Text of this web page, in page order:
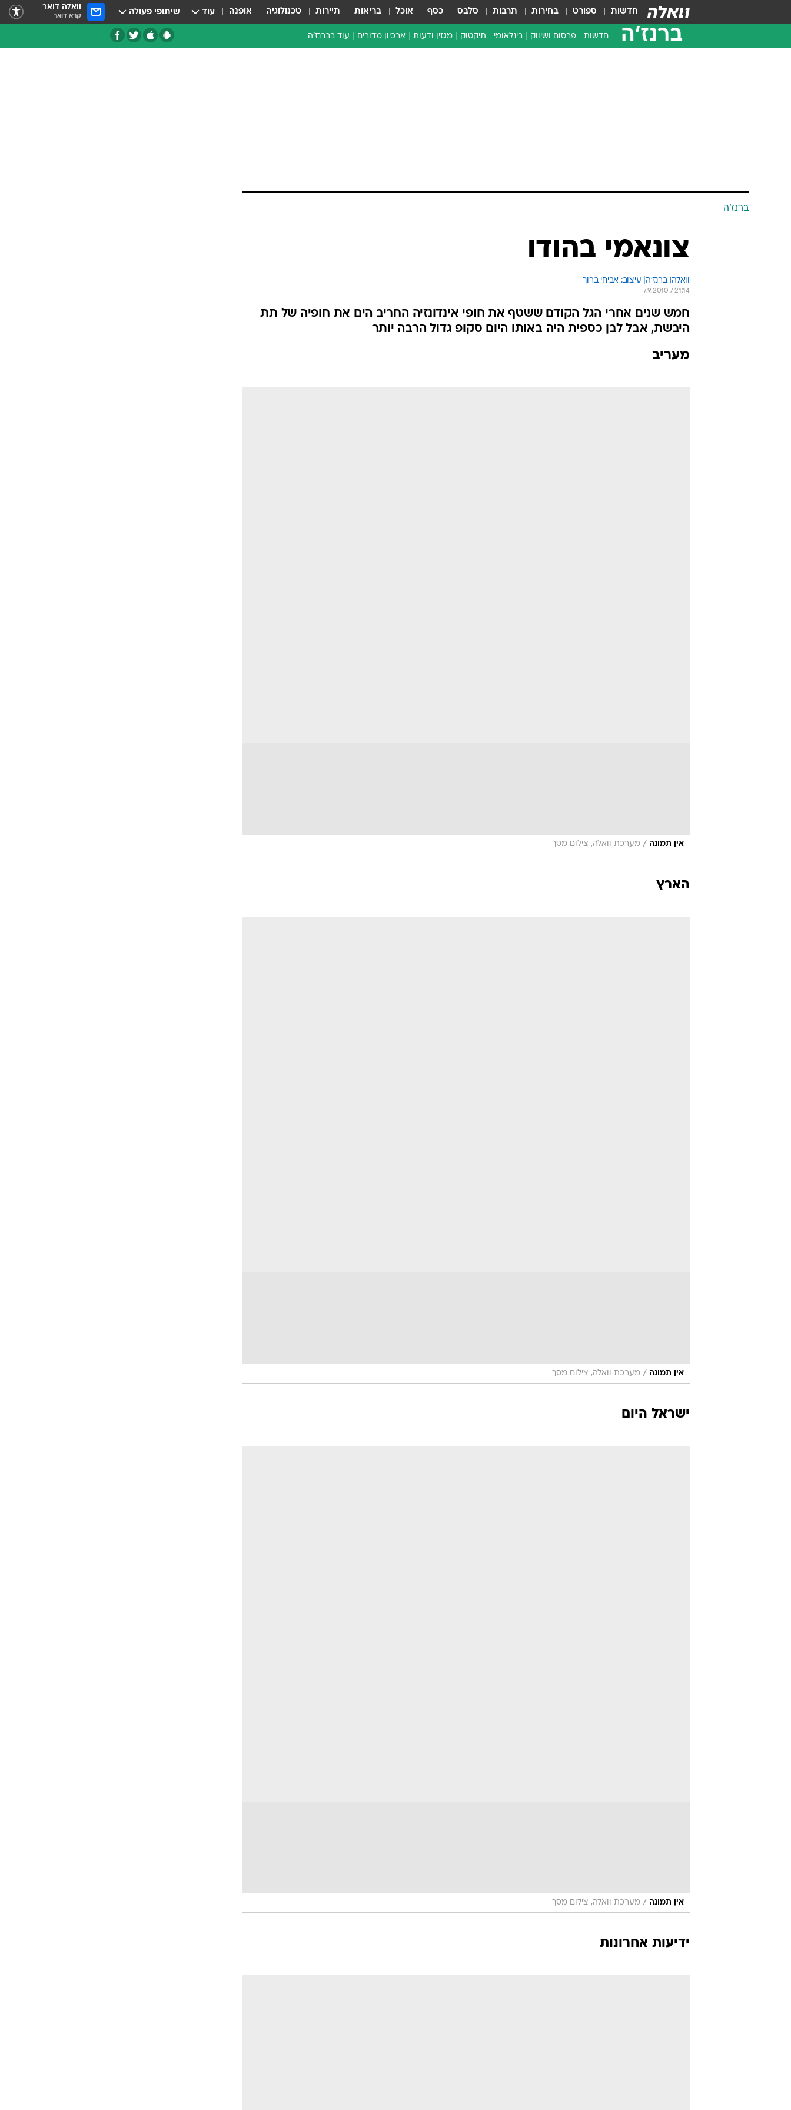
חדשות ספורט בחירות תרבות סלבס כסף אוכל בריאות תיירות טכנולוגיה אופנה עוד שיתופי פעולה וואלה דואר
קרא דואר
ברנז'ה חדשות פרסום ושיווק בינלאומי תיקטוק מגזין ודעות ארכיון מדורים עוד בברנז'ה
ברנז'ה
צונאמי בהודו
וואלה! ברנז'ה| עיצוב: אביחי ברוך
7.9.2010 / 21:14
חמש שנים אחרי הגל הקודם ששטף את חופי אינדונזיה החריב הים את חופיה של תת
היבשת, אבל לבן כספית היה באותו היום סקופ גדול הרבה יותר
מעריב
אין תמונה / מערכת וואלה, צילום מסך
הארץ
אין תמונה / מערכת וואלה, צילום מסך
ישראל היום
אין תמונה / מערכת וואלה, צילום מסך
ידיעות אחרונות